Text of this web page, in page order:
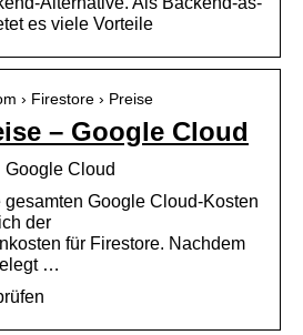
es viele Vorteile
› Firestore › Preise
– Google Cloud
Cloud
Google Cloud-Kosten
der
für Firestore. Nachdem
…